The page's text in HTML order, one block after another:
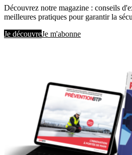
Découvrez notre magazine : conseils
meilleures pratiques pour garantir la
Je découvreJe m'abonne